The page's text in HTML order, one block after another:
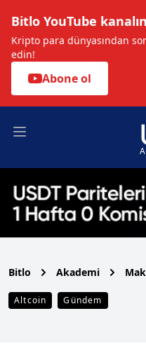
Bitlo YouTube
Kripto para dünyasından
edin!
Abone ol
Open main menu
Bitlo Akademi
Altcoin Gündem